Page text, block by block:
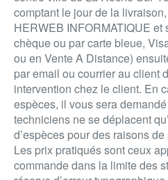
comptant le jour de la
HERWEB INFORMATIQUE et
chèque ou par carte bleue,
ou en Vente A Distance)
par email ou courrier au client
intervention chez le client. En
espèces, il vous sera
techniciens ne se déplacent
d’espèces pour des raisons de
Les prix pratiqués sont ceux
commande dans la limite des